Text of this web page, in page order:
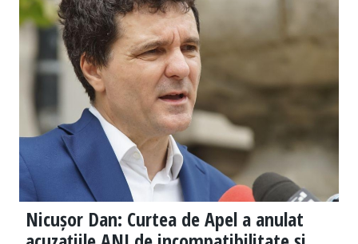
Nicușor Dan: Curtea de Apel a anulat